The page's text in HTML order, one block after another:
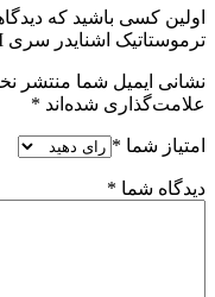
اولین کسی باشید که
ترموستاتیک اشنایدر سری M مدل MTN6214-0344”
نشانی ایمیل شما منتشر
علامت‌گذاری شده‌اند *
امتیاز شما *
دیدگاه شما *